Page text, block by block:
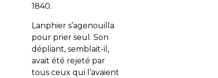
1840.
Lanphier s’agenouilla
pour prier seul. Son
dépliant, semblait-il,
avait été rejeté par
tous ceux qui l’avaient